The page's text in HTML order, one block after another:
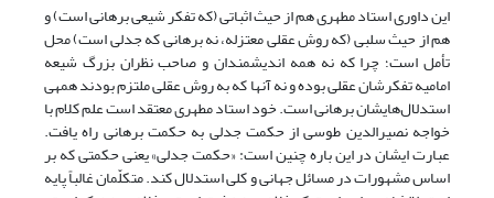
این داوری استاد مطهری هم از حیث اثباتی (که تفکر شیعی برهانی است) و
هم از حیث سلبی (که روش عقلی معتزله، نه برهانی که جدلی است) محل
تأمل است؛ چرا که نه همه اندیشمندان و صاحب نظران بزرگ شیعه
امامیه تفکرشان عقلی بوده و نه آنها که به روش عقلی ملتزم بودند همه­ی
استدلال‌ها­یشان برهانی است. خود استاد مطهری معتقد است علم کلام با
خواجه نصیرالدین طوسی از حکمت جدلی به حکمت برهانی راه یافت.
عبارت ایشان در این باره چنین است: «حکمت جدلى» یعنى حکمتى که بر
اساس مشهورات در مسائل جهانى و کلى استدلال کند. متکلّمان غالباً پایه